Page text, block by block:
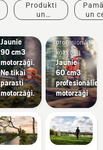
Produkti
un
un
Produkti
un
Jaunie
90 cm3
motorzāģi.
Ne tikai
parasti
motorzāģi.
Arboristi
profesionāli
kokkopji
Jaunie
60 cm3
profesionālie
motorzāģi